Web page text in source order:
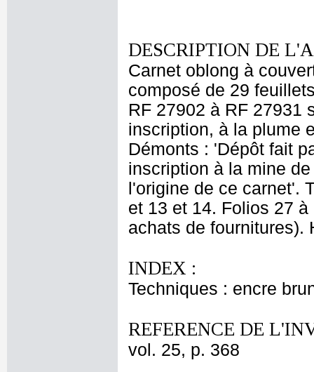
DESCRIPTION DE
Carnet oblong à
composé de 29
RF 27902 à RF 27931
inscription, à la plume
Démonts : 'Dépôt fait
inscription à la mine
l'origine de ce carnet'.
et 13 et 14. Folios 27
achats de fournitures).
INDEX :
Techniques : encre
REFERENCE DE
vol. 25, p. 368